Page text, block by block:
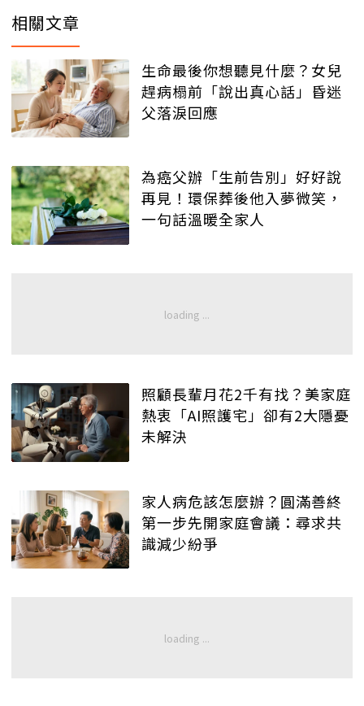
相關文章
生命最後你想聽見什麼？女兒
趕病榻前「說出真心話」昏迷
父落淚回應
為癌父辦「生前告別」好好說
再見！環保葬後他入夢微笑，
一句話溫暖全家人
照顧長輩月花2千有找？美家庭
熱衷「AI照護宅」卻有2大隱憂
未解決
家人病危該怎麼辦？圓滿善終
第一步先開家庭會議：尋求共
識減少紛爭